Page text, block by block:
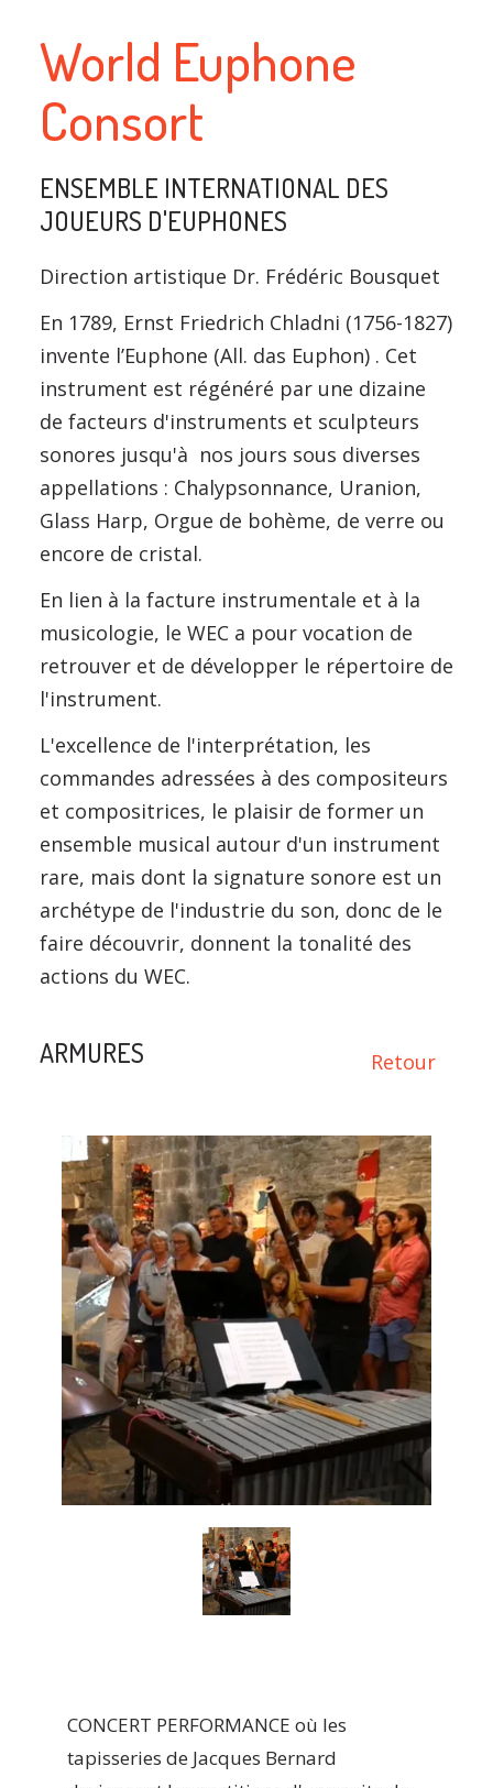
World Euphone
Consort
ENSEMBLE INTERNATIONAL DES
JOUEURS D'EUPHONES
Direction artistique Dr. Frédéric Bousquet
En 1789, Ernst Friedrich Chladni (1756-1827)
invente l’Euphone (All. das Euphon) . Cet
instrument est régénéré par une dizaine
de facteurs d'instruments et sculpteurs
sonores jusqu'à nos jours sous diverses
appellations : Chalypsonnance, Uranion,
Glass Harp, Orgue de bohème, de verre ou
encore de cristal.
En lien à la facture instrumentale et à la
musicologie, le WEC a pour vocation de
retrouver et de développer le répertoire de
l'instrument.
L'excellence de l'interprétation, les
commandes adressées à des compositeurs
et compositrices, le plaisir de former un
ensemble musical autour d'un instrument
rare, mais dont la signature sonore est un
archétype de l'industrie du son, donc de le
faire découvrir, donnent la tonalité des
actions du WEC.
Retour
ARMURES
CONCERT PERFORMANCE où les
tapisseries de Jacques Bernard